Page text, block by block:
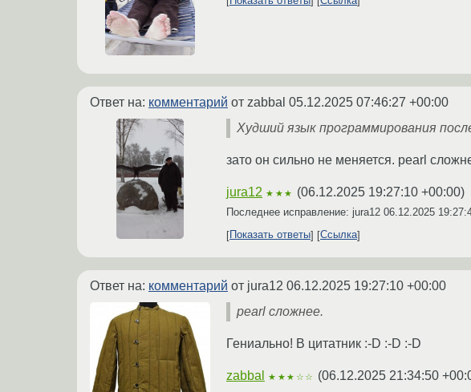
Ответ на: комментарий от zabbal 05.12.2025 07:46:27 +00:00
Худший язык программирования
зато он сильно не меняется. pearl
jura12 ★★★ (06.12.2025 19:27:10 +00:00)
Последнее исправление: jura12 06.12.2025
Показать ответы
Ссылка
Ответ на: комментарий от jura12 06.12.2025 19:27:10 +00:00
pearl сложнее.
Гениально! В цитатник :-D :-D :-D
zabbal ★★★☆☆ (06.12.2025 21:34:50